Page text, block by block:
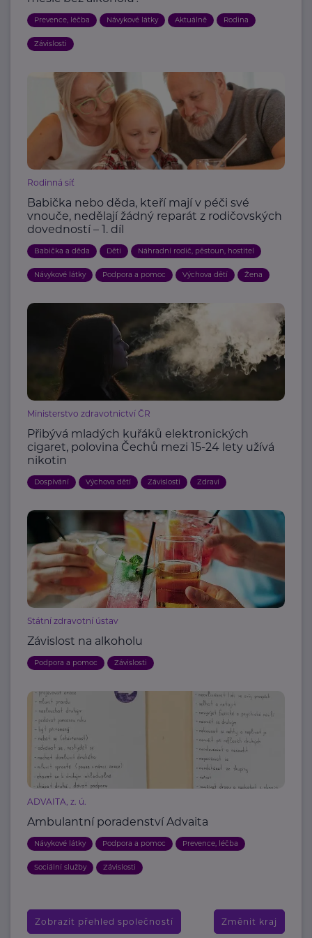
Prevence, léčba Návykové látky Aktuálně Rodina
Závislosti
Rodinná síť
Babička nebo děda, kteří mají v péči své
vnouče, nedělají žádný reparát z rodičovských
dovedností – 1. díl
Babička a děda Děti Náhradní rodič, pěstoun, hostitel
Návykové látky Podpora a pomoc Výchova dětí Žena
Ministerstvo zdravotnictví ČR
Přibývá mladých kuřáků elektronických
cigaret, polovina Čechů mezi 15-24 lety užívá
nikotin
Dospívání Výchova dětí Závislosti Zdraví
Státní zdravotní ústav
Závislost na alkoholu
Podpora a pomoc Závislosti
ADVAITA, z. ú.
Ambulantní poradenství Advaita
Návykové látky Podpora a pomoc Prevence, léčba
Sociální služby Závislosti
Zobrazit přehled společností Změnit kraj